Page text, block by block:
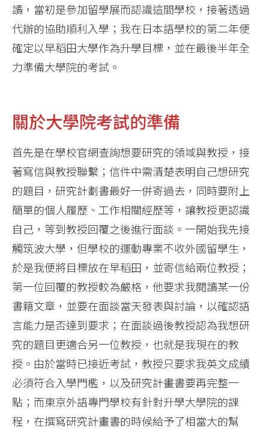
讀，當初是參加留學展而認識這間學校，接著透過
代辦的協助順利入學；我在日本語學校的第二年便
確定以早稻田大學作為升學目標，並在最後半年全
力準備大學院的考試。
關於大學院考試的準備
首先是在學校官網查詢想要研究的領域與教授，接
著寫信與教授聯繫；信件中需清楚表明自己想研究
的題目，研究計劃書最好一併寄過去，同時要附上
簡單的個人履歷、工作相關經歷等，讓教授更認識
自己，等到教授回覆之後進行面談。一開始我先接
觸筑波大學，但學校的運動專業不收外國留學生，
於是我便將目標放在早稻田，並寄信給兩位教授；
第一位回覆的教授較為嚴格，他要求我閱讀某一份
書籍文章，並要在面談當天發表與討論，以確認語
言能力是否達到要求；在面談過後教授認為我想研
究的題目更適合另一位教授，也就是我現在的教
授。由於當時已接近考試，教授只要求我英文成績
必須符合入學門檻，以及研究計畫書要再完整一
點；而東京外語專門學校有針對升學大學院的課
程，在撰寫研究計畫書的時候給予了相當大的幫